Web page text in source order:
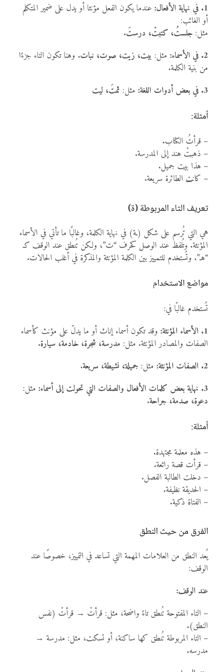
1. في نهاية الأفعال:
عندما يكون الفعل مؤنثا أو يدل على ضمير المتكلم
أو الغائب:
مثل: جلستُ، كتبتْ، درستَ.
2. في الأسماء:
مثل: بيت، زيت، صوت، نبات. وهنا تكون التاء جزءًا
من بنية الكلمة.
3. في بعض أدوات اللغة:
مثل: ثمتَ، ليت
أمثلة:
– قرأتُ الكتاب.
– ذهبتْ هند إلى المدرسة.
– هذا بيت جميل.
– كانتالطائرة سريعة.
تعريف التاء المربوطة (ة)
هي التي تُرسم على شكل (ـة) في نهاية الكلمة، وغالبًا ما تأتي في الأسماء
المؤنثة. وتُلفظ عند الوصل كحرف “ت”، ولكن تُنطق عند الوقف كـ
“هـ”. وتُستخدم للتمييز بين الكلمة المؤنثة والمذكرة في أغلب الحالات.
مواضع الاستخدام
تُستخدم غالبًا في:
1. الأسماء المؤنثة:
وقد تكون أسماء إناث أو ما يدلّ على مؤنث كأسماء
الصفات والمصادر المؤنثة. مثل: مدرسة، شجرة، خادمة، سيارة.
2. الصفات المؤنثة:
مثل: جميلة، نشيطة، سريعة.
3. نهاية بعض كلمات الأفعال والصفات التي تحولت إلى أسماء:
مثل:
دعوة، صدمة، جراحة.
أمثلة:
– هذه معلمة مجتهدة.
– قرأت قصة رائعة.
– دخلت الطالبة الفصل.
– الحديقة نظيفة.
– الفتاة ذكية.
الفرق من حيث النطق
يُعد النطق من العلامات المهمة التي تساعد في التمييز، خصوصًا عند
الوقف:
عند الوقف:
– التاء المفتوحة تُنطق تاءً واضحة، مثل: قرأتْ → قرأتْ (نفس
النطق).
– التاء المربوطة تُنطق كها ساكنة، أو تسكت، مثل: مدرسة →
مدرسه.